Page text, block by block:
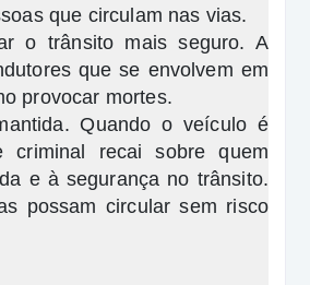
que circulam nas vias.
o trânsito mais seguro. A
que se envolvem em
provocar mortes.
Quando o veículo é
criminal recai sobre quem
e à segurança no trânsito.
possam circular sem risco